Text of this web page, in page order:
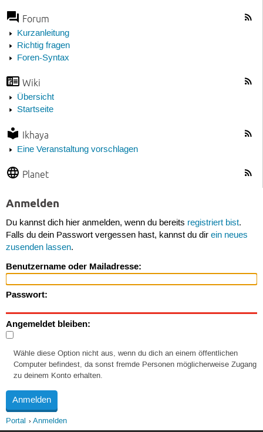
Forum
Kurzanleitung
Richtig fragen
Foren-Syntax
Wiki
Übersicht
Startseite
Ikhaya
Eine Veranstaltung vorschlagen
Planet
Anmelden
Du kannst dich hier anmelden, wenn du bereits registriert bist.
Falls du dein Passwort vergessen hast, kannst du dir ein neues
zusenden lassen.
Benutzername oder Mailadresse:
Passwort:
Angemeldet bleiben:
Wähle diese Option nicht aus, wenn du dich an einem öffentlichen
Computer befindest, da sonst fremde Personen möglicherweise Zugang
zu deinem Konto erhalten.
Portal Anmelden